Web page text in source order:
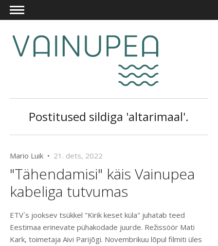
Postitused sildiga 'altarimaal'.
Mario Luik • 21. dets, 2022
"Tähendamisi" käis Vainupea
kabeliga tutvumas
ETV`s jooksev tsükkel "Kirik keset küla" juhatab teed
Eestimaa erinevate pühakodade juurde. Režissöör Mati
Kark, toimetaja Aivi Parijõgi. Novembrikuu lõpul filmiti üles